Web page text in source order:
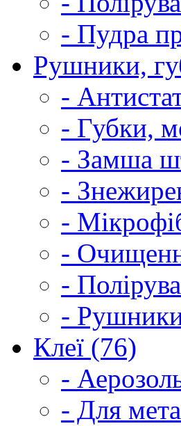
- Пудра
Рушники,
-
- Губки,
- Замша
-
-
-
-
-
Клеї (76)
-
- Для